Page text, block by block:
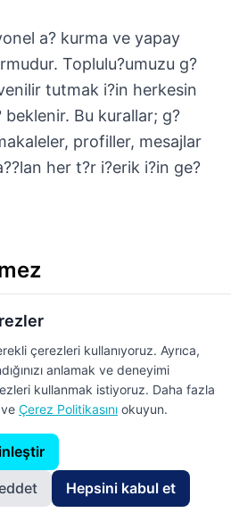
a? kurma ve yapay
Toplulu?umuzu g?
tutmak i?in herkesin
beklenir. Bu kurallar; g?
profiller, mesajlar
her t?r i?erik i?in ge?
i?erik ve davran??lara
veya istenmeyen tan?t?m
ve doland?r?c?l?k.
çerezleri kullanıyoruz. Ayrıca,
anlamak ve deneyimi
kullanmak istiyoruz. Daha fazla
ve Çerez Politikasını okuyun.
Hepsini kabul et